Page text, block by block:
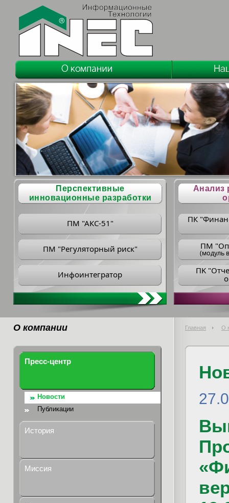
Перспективные
инновационные разработки
ПМ "АКС-51"
ПМ "Регуляторный риск"
Инфоинтегратор
Анализ
ПК
ПM
(модуль
ПK
О компании Главная О
Пресс-центр
Новости
Публикации
История
Миссия